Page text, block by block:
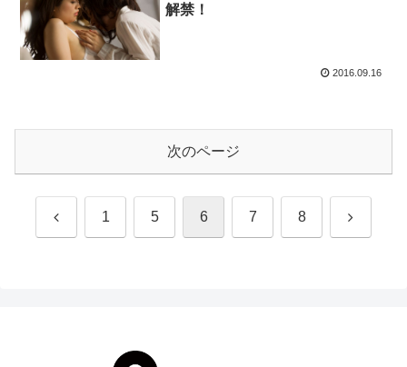
解禁！
2016.09.16
次のページ
前 1 5 6 7 8 次